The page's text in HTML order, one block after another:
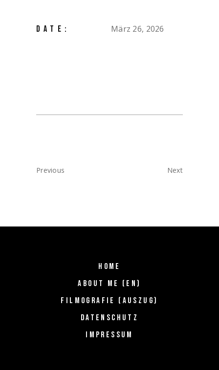
DATE: März 26, 2026
Previous Next
HOME
ABOUT ME (EN)
FILMOGRAFIE (AUSZUG)
DATENSCHUTZ
IMPRESSUM